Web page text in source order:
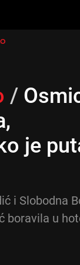
/
je
i Slobodna
boravila u